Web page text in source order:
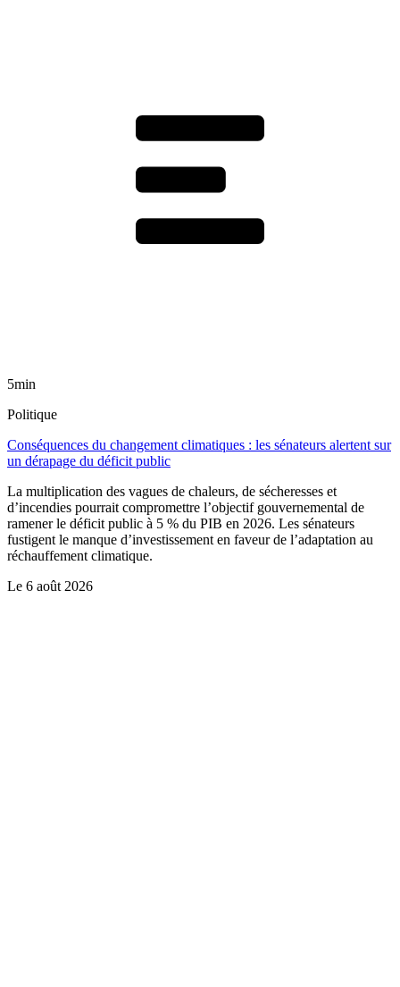
5min
Politique
Conséquences du changement climatiques : les sénateurs alertent sur
un dérapage du déficit public
La multiplication des vagues de chaleurs, de sécheresses et
d’incendies pourrait compromettre l’objectif gouvernemental de
ramener le déficit public à 5 % du PIB en 2026. Les sénateurs
fustigent le manque d’investissement en faveur de l’adaptation au
réchauffement climatique.
Le 6 août 2026